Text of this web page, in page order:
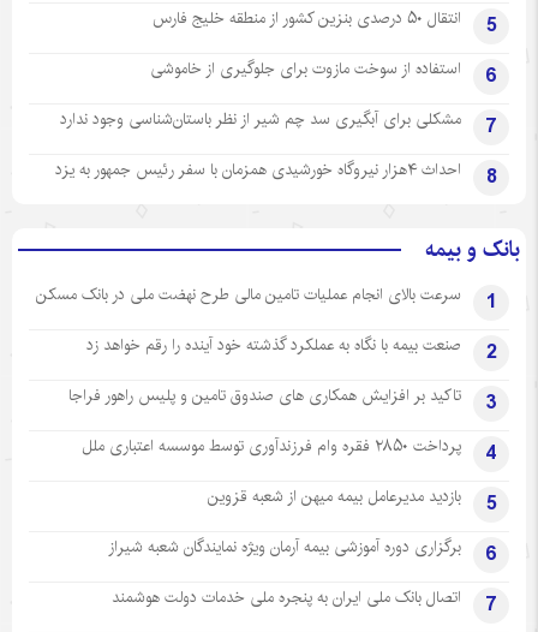
5 انتقال ۵۰ درصدی بنزین کشور از منطقه خلیج فارس
6 استفاده از سوخت مازوت برای جلوگیری از خاموشی
7 مشکلی برای آبگیری سد چم شیر از نظر باستان‌شناسی وجود ندارد
8 احداث ۴هزار نیروگاه خورشیدی همزمان با سفر رئیس جمهور به یزد
بانک و بیمه
1 سرعت بالای انجام عملیات تامین مالی طرح نهضت ملی در بانک مسکن
2 صنعت بیمه با نگاه به عملکرد گذشته خود آینده را رقم خواهد زد
3 تاکید بر افزایش همکاری های صندوق تامین و پلیس راهور فراجا
4 پرداخت ۲۸۵۰ فقره وام فرزندآوری توسط موسسه اعتباری ملل
5 بازدید مدیرعامل بیمه میهن از شعبه قزوین
6 برگزاری دوره آموزشی بیمه آرمان ویژه نمایندگان شعبه شیراز
7 اتصال بانک ملی ایران به پنجره ملی خدمات دولت هوشمند